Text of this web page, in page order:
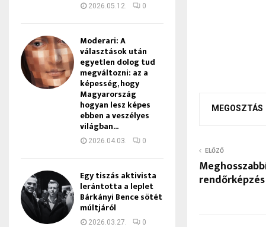
MEGOSZTÁS
ELŐZŐ
2026.05.12. 0
Moderari: A
választások után
egyetlen dolog tud
megváltozni: az a
képesség, hogy
Magyarország
hogyan lesz képes
ebben a veszélyes
világban...
2026.04.03. 0
Egy tiszás aktivista
lerántotta a leplet
Bárkányi Bence sötét
múltjáról
2026.03.27. 0